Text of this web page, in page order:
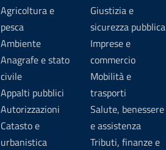
Agricoltura e
pesca
Ambiente
Anagrafe e stato
civile
Appalti pubblici
Autorizzazioni
Catasto e
urbanistica
Giustizia e
sicurezza pubblica
Imprese e
commercio
Mobilità e
trasporti
Salute, benessere
e assistenza
Tributi, finanze e